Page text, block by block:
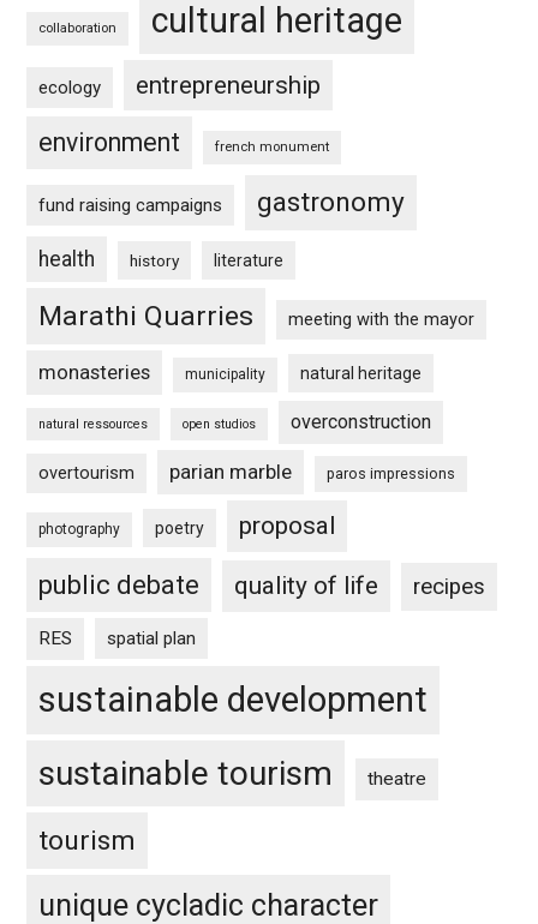
collaboration cultural heritage
ecology entrepreneurship
environment french monument
fund raising campaigns gastronomy
health history literature
Marathi Quarries meeting with the mayor
monasteries municipality natural heritage
natural ressources open studios overconstruction
overtourism parian marble paros impressions
photography poetry proposal
public debate quality of life recipes
RES spatial plan
sustainable development
sustainable tourism theatre
tourism
unique cycladic character